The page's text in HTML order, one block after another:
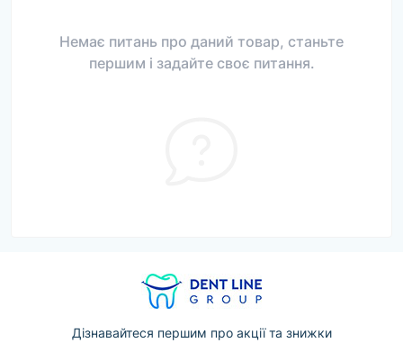
Немає питань про даний товар, станьте
першим і задайте своє питання.
Дізнавайтеся першим про акції та знижки